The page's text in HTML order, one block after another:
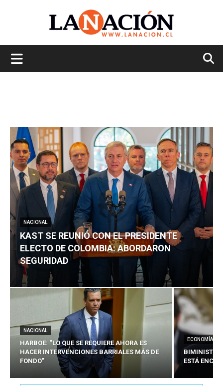
NACIONAL
KAST SE REUNIÓ CON EL PRESIDENTE
ELECTO DE COLOMBIA: ABORDARON
SEGURIDAD
NACIONAL
HARBOE: “LO QUE SE REQUIERE AHORA ES
HACER INTERVENCIONES BARRIALES MÁS DE
FONDO”
ECONOMÍA
BIMINISTRO
ESTÁ